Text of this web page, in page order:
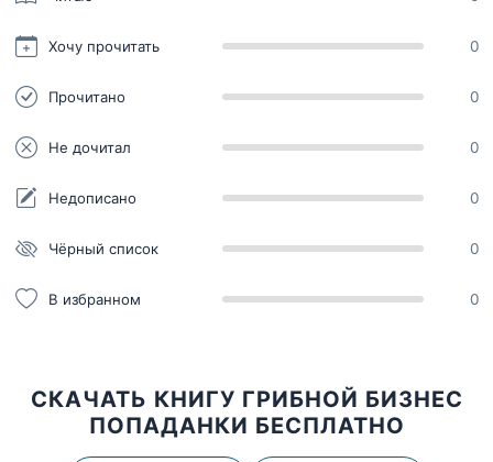
Хочу прочитать 0
Прочитано 0
Не дочитал 0
Недописано 0
Чёрный список 0
В избранном 0
СКАЧАТЬ КНИГУ ГРИБНОЙ БИЗНЕС
ПОПАДАНКИ БЕСПЛАТНО